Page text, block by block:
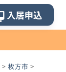
入居申込
> 枚方市 >